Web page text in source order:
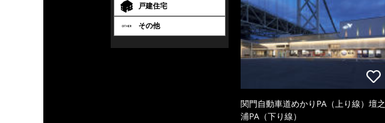
戸建住宅
その他
関門自動車道めかりPA（上り線）壇之
浦PA（下り線）